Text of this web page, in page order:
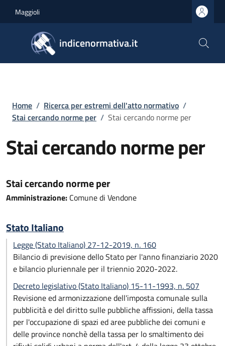
Maggioli
indicenormativa.it
Briciole di pane
Home / Ricerca per estremi dell'atto normativo /
Stai cercando norme per / Stai cercando norme per
Stai cercando norme per
Stai cercando norme per
Amministrazione: Comune di Vendone
Stato Italiano
Legge (Stato Italiano) 27-12-2019, n. 160
Bilancio di previsione dello Stato per l'anno finanziario 2020
e bilancio pluriennale per il triennio 2020-2022.
Decreto legislativo (Stato Italiano) 15-11-1993, n. 507
Revisione ed armonizzazione dell'imposta comunale sulla
pubblicità e del diritto sulle pubbliche affissioni, della tassa
per l'occupazione di spazi ed aree pubbliche dei comuni e
delle province nonchè della tassa per lo smaltimento dei